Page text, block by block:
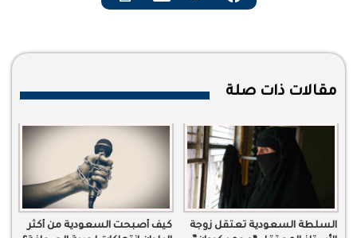
مقالات ذات صلة
السلطة السعودية تعتقل زوجة
كيف أصبحت السعودية من أكثر